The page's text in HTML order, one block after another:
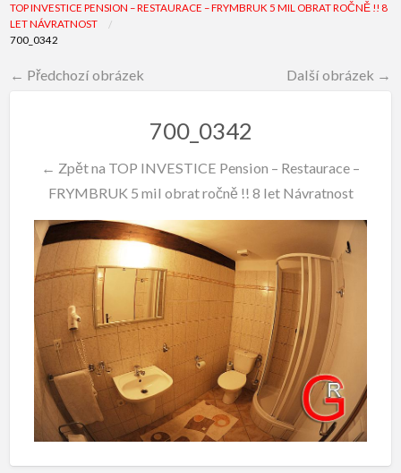
TOP INVESTICE PENSION – RESTAURACE – FRYMBRUK 5 MIL OBRAT ROČNĚ !! 8
LET NÁVRATNOST
700_0342
← Předchozí obrázek Další obrázek →
700_0342
← Zpět na TOP INVESTICE Pension – Restaurace –
FRYMBRUK 5 mil obrat ročně !! 8 let Návratnost